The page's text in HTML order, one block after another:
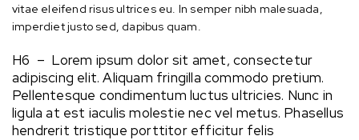
vitae eleifend risus ultrices eu. In semper nibh malesuada,
imperdiet justo sed, dapibus quam.
H6 – Lorem ipsum dolor sit amet, consectetur
adipiscing elit. Aliquam fringilla commodo pretium.
Pellentesque condimentum luctus ultricies. Nunc in
ligula at est iaculis molestie nec vel metus. Phasellus
hendrerit tristique porttitor efficitur felis